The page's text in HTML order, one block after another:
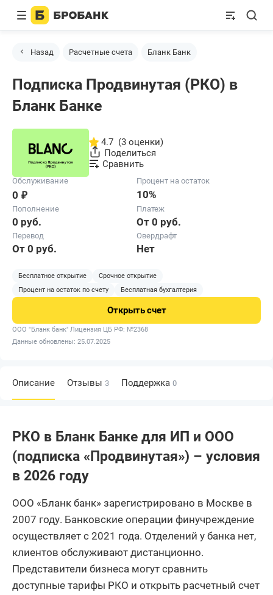
Назад Расчетные счета Бланк Банк
Подписка Продвинутая (РКО) в
Бланк Банке
4.7 (3 оценки)
Поделиться
Сравнить
Обслуживание
0 ₽
Процент на остаток
10%
Пополнение
0 руб.
Платеж
От 0 руб.
Перевод
От 0 руб.
Овердрафт
Нет
Бесплатное открытие
Срочное открытие
Процент на остаток по счету
Бесплатная бухгалтерия
Открытьсчет
ООО "Бланк банк" Лицензия ЦБ РФ: №2368
Данные обновлены: 25.07.2025
Описание Отзывы 3 Поддержка 0
РКО в Бланк Банке для ИП и ООО
(подписка «Продвинутая») – условия
в 2026 году
ООО «Бланк банк» зарегистрировано в Москве в
2007 году. Банковские операции финучреждение
осуществляет с 2021 года. Отделений у банка нет,
клиентов обслуживают дистанционно.
Представители бизнеса могут сравнить
доступные тарифы РКО и открыть расчетный счет